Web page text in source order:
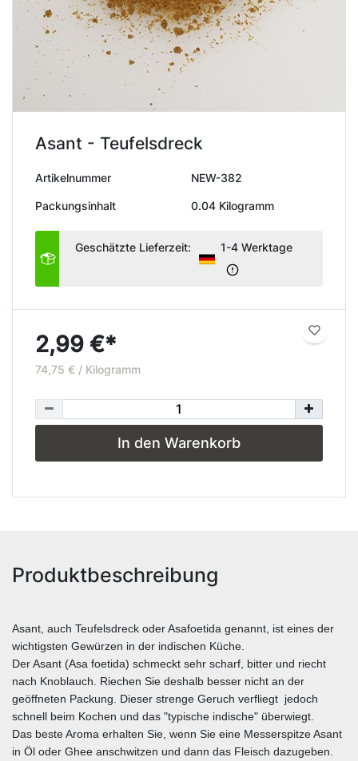
Asant - Teufelsdreck
Artikelnummer NEW-382
Packungsinhalt 0.04 Kilogramm
Geschätzte Lieferzeit: 1-4 Werktage
2,99 €*
74,75 € / Kilogramm
In den Warenkorb
Produktbeschreibung
Asant, auch Teufelsdreck oder Asafoetida genannt, ist eines der
wichtigsten Gewürzen in der indischen Küche.
Der Asant (Asa foetida) schmeckt sehr scharf, bitter und riecht
nach Knoblauch. Riechen Sie deshalb besser nicht an der
geöffneten Packung. Dieser strenge Geruch verfliegt jedoch
schnell beim Kochen und das "typische indische" überwiegt.
Das beste Aroma erhalten Sie, wenn Sie eine Messerspitze Asant
in Öl oder Ghee anschwitzen und dann das Fleisch dazugeben.